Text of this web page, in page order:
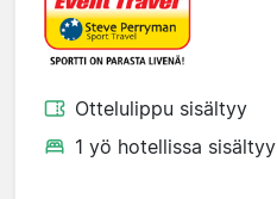
Ottelulippu sisältyy
1 yö hotellissa sisältyy